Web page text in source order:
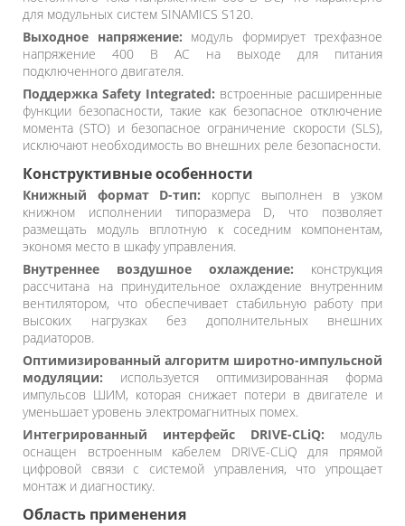
для модульных систем SINAMICS S120.
Выходное напряжение: модуль формирует трехфазное
напряжение 400 В AC на выходе для питания
подключенного двигателя.
Поддержка Safety Integrated: встроенные расширенные
функции безопасности, такие как безопасное отключение
момента (STO) и безопасное ограничение скорости (SLS),
исключают необходимость во внешних реле безопасности.
Конструктивные особенности
Книжный формат D-тип: корпус выполнен в узком
книжном исполнении типоразмера D, что позволяет
размещать модуль вплотную к соседним компонентам,
экономя место в шкафу управления.
Внутреннее воздушное охлаждение: конструкция
рассчитана на принудительное охлаждение внутренним
вентилятором, что обеспечивает стабильную работу при
высоких нагрузках без дополнительных внешних
радиаторов.
Оптимизированный алгоритм широтно-импульсной
модуляции: используется оптимизированная форма
импульсов ШИМ, которая снижает потери в двигателе и
уменьшает уровень электромагнитных помех.
Интегрированный интерфейс DRIVE-CLiQ: модуль
оснащен встроенным кабелем DRIVE-CLiQ для прямой
цифровой связи с системой управления, что упрощает
монтаж и диагностику.
Область применения